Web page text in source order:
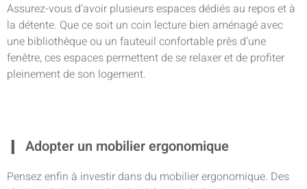
Assurez-vous d’avoir plusieurs espaces dédiés au repos et à
la détente. Que ce soit un coin lecture bien aménagé avec
une bibliothèque ou un fauteuil confortable près d’une
fenêtre, ces espaces permettent de se relaxer et de profiter
pleinement de son logement.
Adopter un mobilier ergonomique
Pensez enfin à investir dans du mobilier ergonomique. Des